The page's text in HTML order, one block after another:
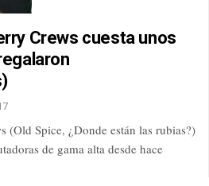
Crews cuesta unos
(Old Spice, ¿Donde están las rubias?)
de gama alta desde hace